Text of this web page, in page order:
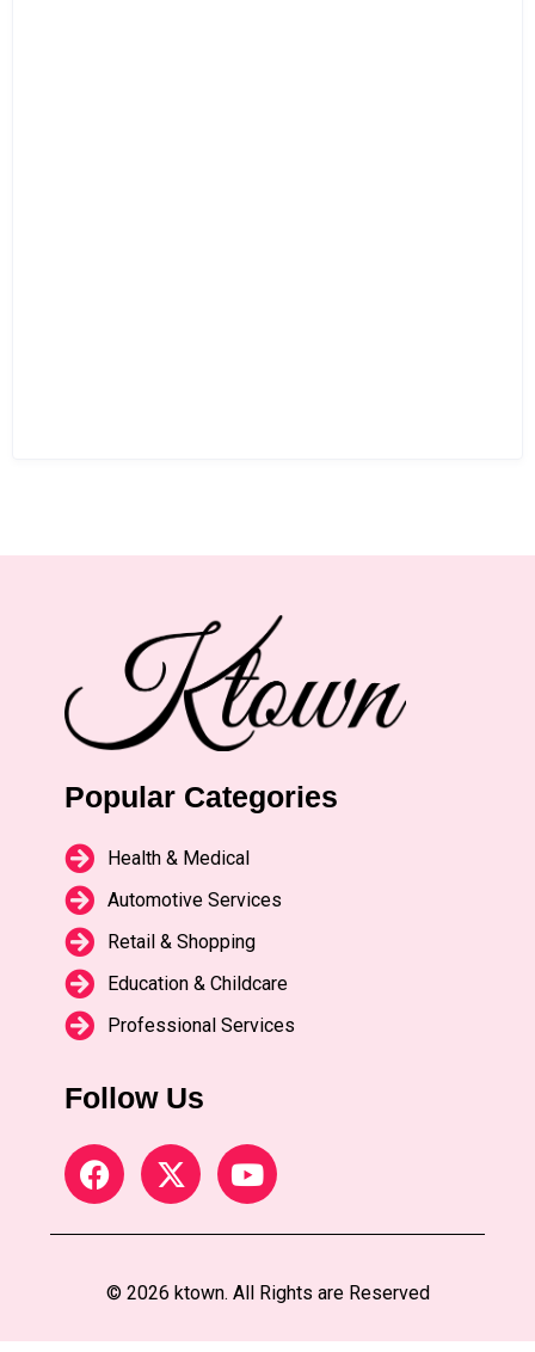
Popular Categories
Health & Medical
Automotive Services
Retail & Shopping
Education & Childcare
Professional Services
Follow Us
© 2026 ktown. All Rights are Reserved